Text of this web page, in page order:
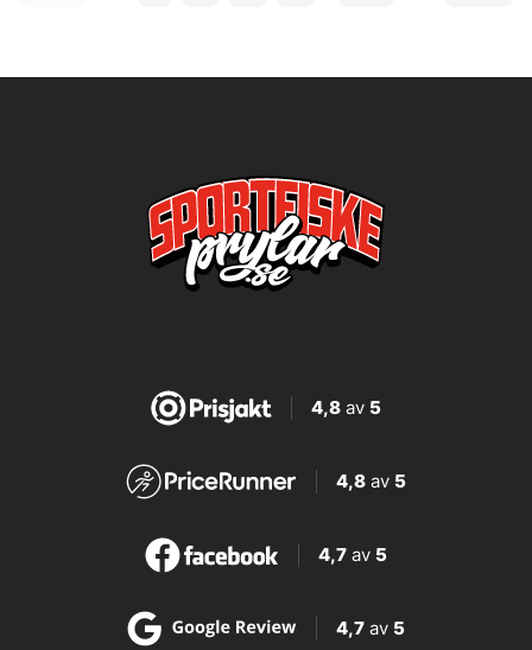
4,8av 5
4,8 av 5
4,7 av 5
4,7 av 5